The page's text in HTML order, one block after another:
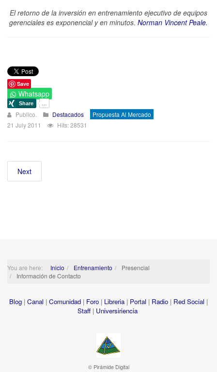
El retorno de la inversión en entrenamiento ejecutivo de equipos
gerenciales es exponencial y en minutos. Norman Vincent Peale.
Save
Whatsapp
Publico. Destacados
Propuesta Al Mercado
21 July 2011
Hits: 28531
Next
You are here: Inicio Entrenamiento
Presencial
Información de Contacto
Blog | Canal | Comunidad | Foro | Libreria | Portal | Radio | Red Social |
Staff | Universiriencia
© Pirámide Digital